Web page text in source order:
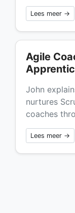
Lees meer →
Agile
John
nurtures
coaches
Lees meer →